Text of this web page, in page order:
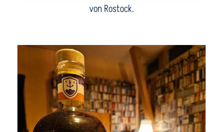
von Rostock.